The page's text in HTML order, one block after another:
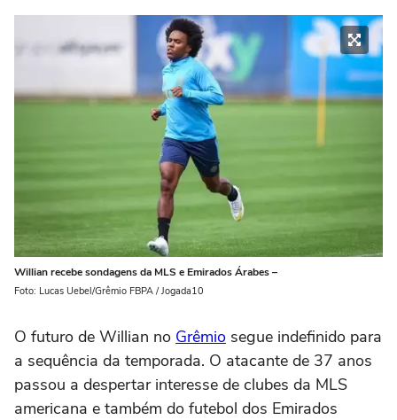
Willian recebe sondagens da MLS e Emirados Árabes –
Foto: Lucas Uebel/Grêmio FBPA / Jogada10
O futuro de Willian no Grêmio segue indefinido para
a sequência da temporada. O atacante de 37 anos
passou a despertar interesse de clubes da MLS
americana e também do futebol dos Emirados